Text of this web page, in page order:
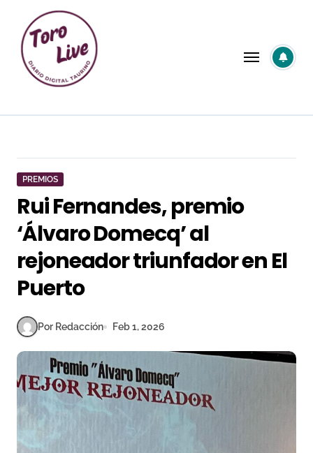
contenido
PREMIOS
Rui Fernandes, premio
‘Álvaro Domecq’ al
rejoneador triunfador en El
Puerto
Por Redacción Feb 1, 2026